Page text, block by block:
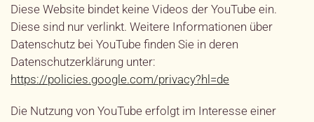
Diese Website bindet keine Videos der YouTube ein.
Diese sind nur verlinkt. Weitere Informationen über
Datenschutz bei YouTube finden Sie in deren
Datenschutzerklärung unter:
https://policies.google.com/privacy?hl=de
Die Nutzung von YouTube erfolgt im Interesse einer